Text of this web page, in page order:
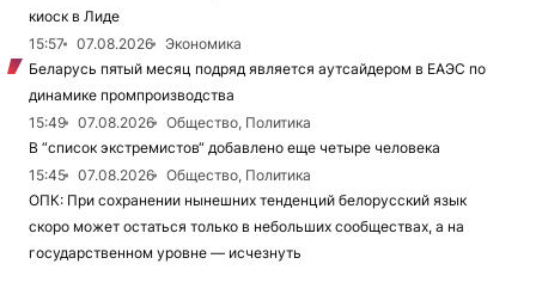
киоск в Лиде
15:57
07.08.2026
Экономика
Беларусь пятый месяц подряд является аутсайдером в ЕАЭС по
динамике промпроизводства
15:49
07.08.2026
Общество, Политика
В “список экстремистов“ добавлено еще четыре человека
15:45
07.08.2026
Общество, Политика
ОПК: При сохранении нынешних тенденций белорусский язык
скоро может остаться только в небольших сообществах, а на
государственном уровне — исчезнуть